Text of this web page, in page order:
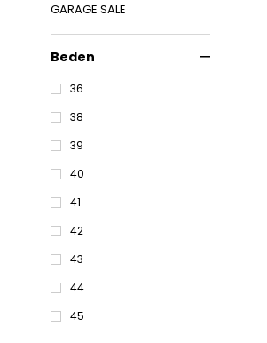
GARAGE SALE
BAKIM ÜRÜNLERİ
Beden
36
38
39
40
41
42
43
44
45